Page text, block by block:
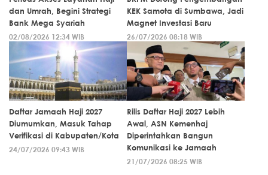
dan Umrah, Begini Strategi
Bank Mega Syariah
02/08/2026 12:34 WIB
KEK Samota di Sumbawa, Jadi
Magnet Investasi Baru
26/07/2026 08:18 WIB
Daftar Jamaah Haji 2027
Diumumkan, Masuk Tahap
Verifikasi di Kabupaten/Kota
24/07/2026 09:43 WIB
Rilis Daftar Haji 2027 Lebih
Awal, ASN Kemenhaj
Diperintahkan Bangun
Komunikasi ke Jamaah
21/07/2026 08:25 WIB